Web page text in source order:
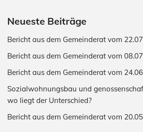
Neueste Beiträge
Bericht aus dem Gemeinderat vom
Bericht aus dem Gemeinderat vom
Bericht aus dem Gemeinderat vom
Sozialwohnungsbau und
wo liegt der Unterschied?
Bericht aus dem Gemeinderat vom